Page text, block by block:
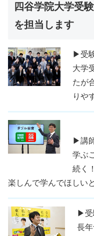
四谷学院大学受
を担当します
▶受
大学
たが
りや
▶講
学ぶ
続く
楽しんで学んでほしい
▶受
長